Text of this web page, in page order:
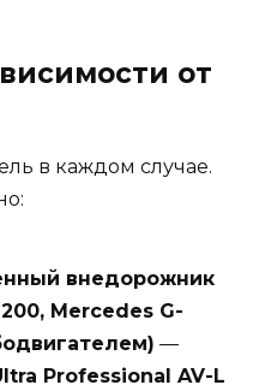
от
в каждом случае.
внедорожник
Mercedes G-
—
Professional AV-L